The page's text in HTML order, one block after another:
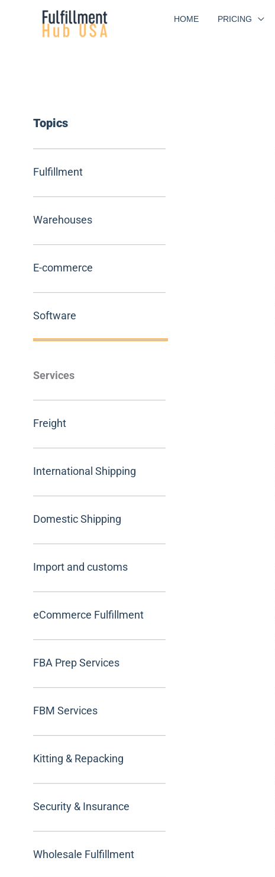
HOME PRICING
Topics
Fulfillment
Warehouses
E-commerce
Software
Services
Freight
International Shipping
Domestic Shipping
Import and customs
eCommerce Fulfillment
FBA Prep Services
FBM Services
Kitting & Repacking
Security & Insurance
Wholesale Fulfillment